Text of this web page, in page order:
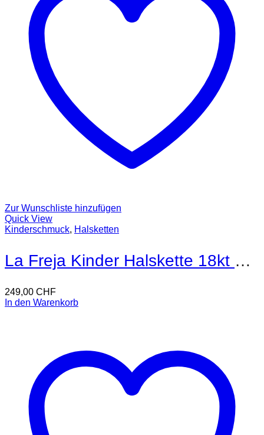
Zur Wunschliste hinzufügen
Quick View
Kinderschmuck, Halsketten
La Freja Kinder Halskette 18kt Gold
249,00 CHF
In den Warenkorb